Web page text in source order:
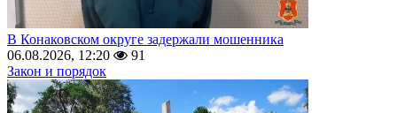
В Конаковском округе задержали мошенника
06.08.2026, 12:20
91
Закон и порядок